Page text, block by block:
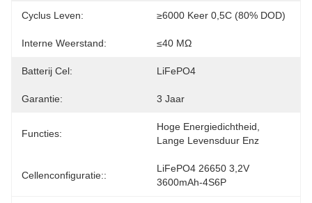
Cyclus Leven: ≥6000 Keer 0,5C (80% DOD)
Interne Weerstand: ≤40 MΩ
Batterij Cel: LiFePO4
Garantie: 3 Jaar
Functies:
Hoge Energiedichtheid,
Lange Levensduur Enz
Cellenconfiguratie::
LiFePO4 26650 3,2V
3600mAh-4S6P